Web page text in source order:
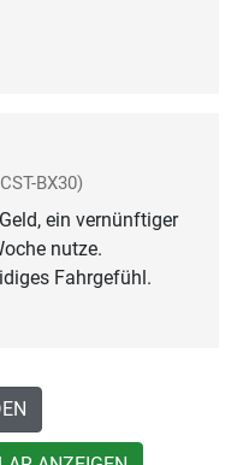
BX30)
ein vernünftiger
nutze.
Fahrgefühl.